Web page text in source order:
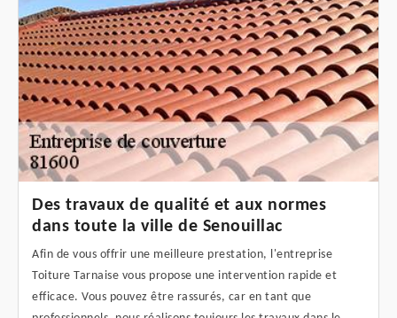
Des travaux de qualité et aux normes
dans toute la ville de Senouillac
Afin de vous offrir une meilleure prestation, l'entreprise
Toiture Tarnaise vous propose une intervention rapide et
efficace. Vous pouvez être rassurés, car en tant que